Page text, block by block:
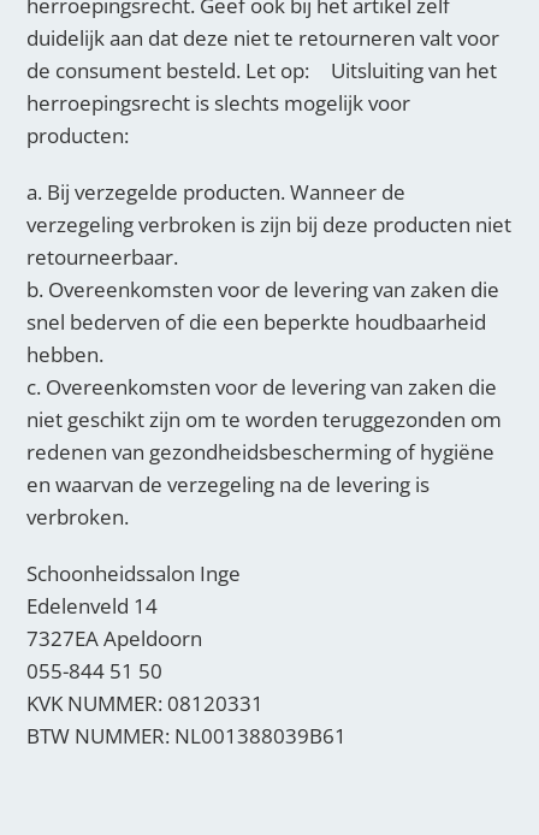
duidelijk aan dat deze niet te retourneren valt voor
de consument besteld. Let op: Uitsluiting van het
herroepingsrecht is slechts mogelijk voor
producten:
a. Bij verzegelde producten. Wanneer de
verzegeling verbroken is zijn bij deze producten niet
retourneerbaar.
b. Overeenkomsten voor de levering van zaken die
snel bederven of die een beperkte houdbaarheid
hebben.
c. Overeenkomsten voor de levering van zaken die
niet geschikt zijn om te worden teruggezonden om
redenen van gezondheidsbescherming of hygiëne
en waarvan de verzegeling na de levering is
verbroken.
Schoonheidssalon Inge
Edelenveld 14
7327EA Apeldoorn
055-844 51 50
KVK NUMMER: 08120331
BTW NUMMER: NL001388039B61